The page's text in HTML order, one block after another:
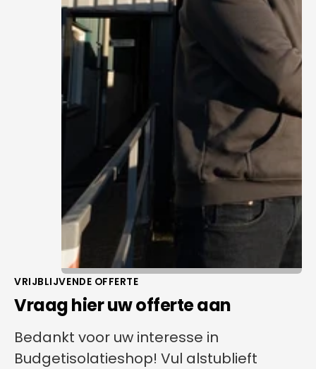
VRIJBLIJVENDE OFFERTE
Vraag hier uw offerte aan
Bedankt voor uw interesse in
Budgetisolatieshop! Vul alstublieft